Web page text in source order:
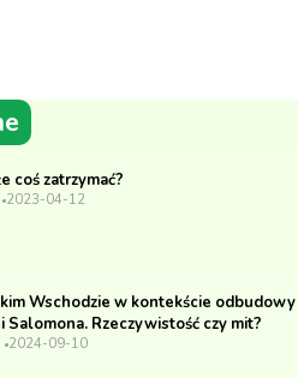
coś zatrzymać?
2023-04-12
Wschodzie w kontekście odbudowy
Salomona. Rzeczywistość czy mit?
2024-09-10